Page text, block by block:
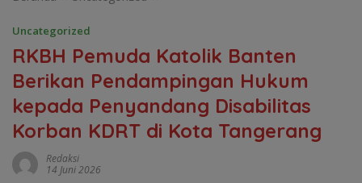
Uncategorized
RKBH Pemuda Katolik Banten
Berikan Pendampingan Hukum
kepada Penyandang Disabilitas
Korban KDRT di Kota Tangerang
Redaksi
14 Juni 2026